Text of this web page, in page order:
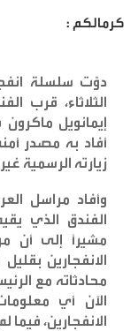
كرمالكم :
دوّت سلسلة
الثلاثاء، قرب
إيمانويل
أفاد به مصدر
زيارته الرسمية
وأفاد مراسل
الفندق الذي
مشيراً إلى أن
الانفجارين
محادثاته مع
الآن أي
الانفجارين،